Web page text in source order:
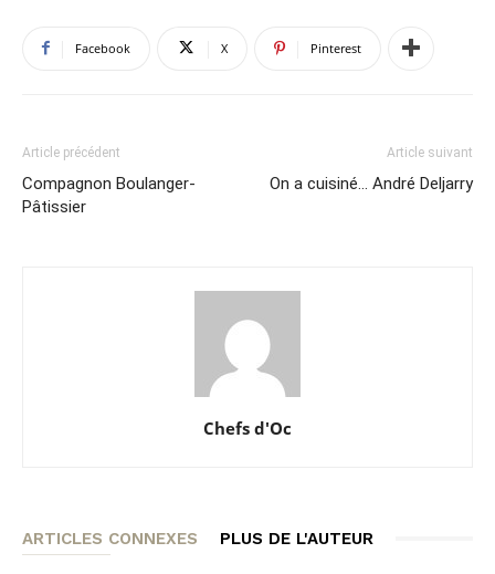
Facebook X Pinterest
Article précédent
Compagnon Boulanger-
Pâtissier
Article suivant
On a cuisiné… André Deljarry
Chefs d'Oc
ARTICLES CONNEXES PLUS DE L'AUTEUR